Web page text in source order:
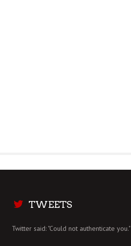
TWEETS
Twitter said: "Could not authenticate you."